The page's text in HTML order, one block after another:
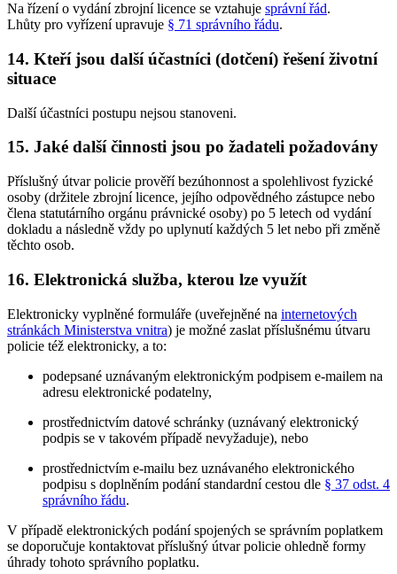
Na řízení o vydání zbrojní licence se vztahuje správní řád.
Lhůty pro vyřízení upravuje § 71 správního řádu.
14. Kteří jsou další účastníci (dotčení) řešení životní
situace
Další účastníci postupu nejsou stanoveni.
15. Jaké další činnosti jsou po žadateli požadovány
Příslušný útvar policie prověří bezúhonnost a spolehlivost fyzické
osoby (držitele zbrojní licence, jejího odpovědného zástupce nebo
člena statutárního orgánu právnické osoby) po 5 letech od vydání
dokladu a následně vždy po uplynutí každých 5 let nebo při změně
těchto osob.
16. Elektronická služba, kterou lze využít
Elektronicky vyplněné formuláře (uveřejněné na internetových
stránkách Ministerstva vnitra) je možné zaslat příslušnému útvaru
policie též elektronicky, a to:
podepsané uznávaným elektronickým podpisem e-mailem na
adresu elektronické podatelny,
prostřednictvím datové schránky (uznávaný elektronický
podpis se v takovém případě nevyžaduje), nebo
prostřednictvím e-mailu bez uznávaného elektronického
podpisu s doplněním podání standardní cestou dle § 37 odst. 4
správního řádu.
V případě elektronických podání spojených se správním poplatkem
se doporučuje kontaktovat příslušný útvar policie ohledně formy
úhrady tohoto správního poplatku.